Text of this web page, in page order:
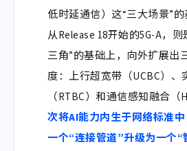
低时延通信）这“三大场景”
从Release 18开始的5G-A，
三角”的基础上，向外扩展出
度：上行超宽带（UCBC）、
（RTBC）和通信感知融合（
次将AI能力内生于网络标准
一个“连接管道”升级为一个“